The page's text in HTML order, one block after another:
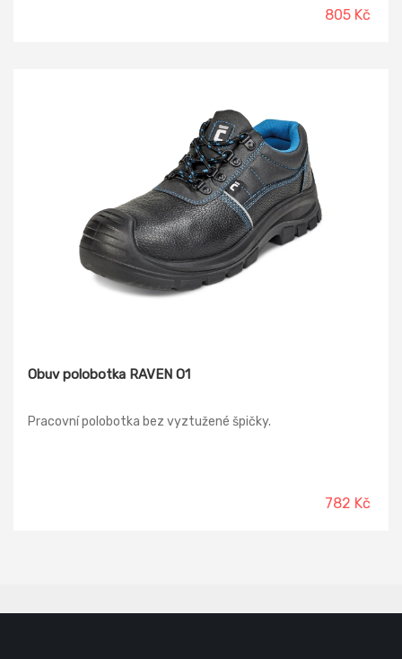
(bez kovových částí). Materiál: GreenUp® textilní svršek z
recyklovaného polyesteru pratelného do 30 °C, přední část
805 Kč
Obuv polobotka RAVEN O1
Pracovní polobotka bez vyztužené špičky.
782 Kč